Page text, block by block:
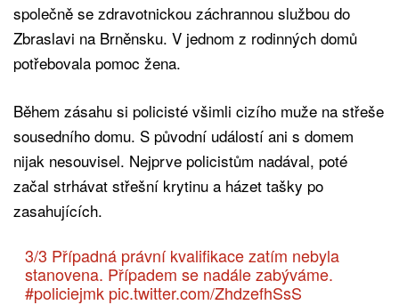
společně se zdravotnickou záchrannou službou do
Zbraslavi na Brněnsku. V jednom z rodinných domů
potřebovala pomoc žena.
Během zásahu si policisté všimli cizího muže na střeše
sousedního domu. S původní událostí ani s domem
nijak nesouvisel. Nejprve policistům nadával, poté
začal strhávat střešní krytinu a házet tašky po
zasahujících.
3/3 Případná právní kvalifikace zatím nebyla
stanovena. Případem se nadále zabýváme.
#policiejmk pic.twitter.com/ZhdzefhSsS